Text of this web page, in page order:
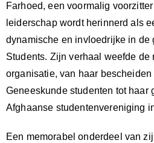
Farhoed, een voormalig
leiderschap wordt herinnerd als
dynamische en invloedrijke in de
Students. Zijn verhaal weefde de
organisatie, van haar
Geneeskunde studenten tot haar
Afghaanse studentenvereniging
Een memorabel onderdeel van